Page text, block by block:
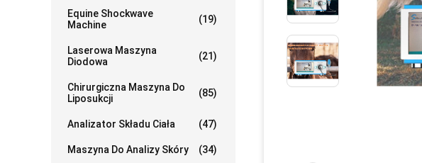
Equine Shockwave
Machine
(19)
Laserowa Maszyna
Diodowa
(21)
Chirurgiczna Maszyna Do
Liposukcji
(85)
Analizator Składu Ciała (47)
Maszyna Do Analizy Skóry (34)